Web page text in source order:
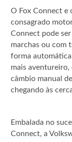
O Fox Connect e
consagrado
Connect pode
marchas ou com
forma
mais
câmbio manual
chegando às
Embalada no
Connect, a